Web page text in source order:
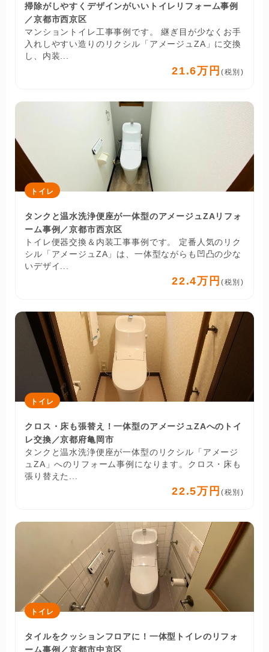
掃除がしやすくデザインがいいトイレリフォーム事例
／京都市西京区
マンショントイレ工事事例です。 継ぎ目が少なくお手
入れしやすい造りのリクシル「アメージュZA」に交換
し、内装...
21.6万円 (税別)
トイレ
タンクと温水洗浄便座が一体型のアメージュZAリフォ
ーム事例／京都市西京区
トイレ便器交換＆内装工事事例です。 定番人気のリク
シル「アメージュZA」は、一体型ながらも凹凸の少な
いデザイ...
22.4万円 (税別)
トイレ
クロス・床も張替え！一体型のアメージュZAへのトイ
レ交換／京都府亀岡市
タンクと温水洗浄便座が一体型のリクシル「アメージ
ュZA」へのリフォーム事例になります。クロス・床も
張り替えた...
22.5万円 (税別)
トイレ
タイルをクッションフロアに！一体型トイレのリフォ
ーム事例／京都市中京区